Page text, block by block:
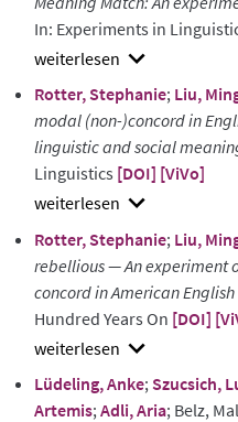
In: Experiments in
show
abstract
Rotter, Stephanie; Liu,
modal (non-)concord in
linguistic and social
Linguistics [DOI] [ViVo]
show
abstract
Rotter, Stephanie; Liu,
rebellious — An experiment
concord in American English
Hundred Years On [DOI]
show
abstract
Lüdeling, Anke; Szucsich,
Artemis; Adli, Aria; Belz,